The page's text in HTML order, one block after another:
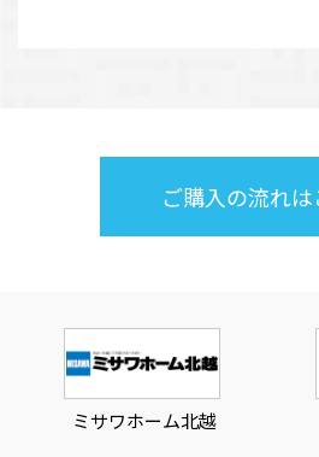
ご購入の流れは
ミサワホーム北越